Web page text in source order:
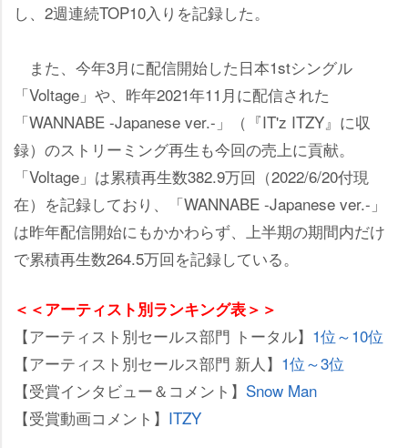
し、2週連続TOP10入りを記録した。
また、今年3月に配信開始した日本1stシングル
「Voltage」や、昨年2021年11月に配信された
「WANNABE -Japanese ver.-」（『IT'z ITZY』に収
録）のストリーミング再生も今回の売上に貢献。
「Voltage」は累積再生数382.9万回（2022/6/20付現
在）を記録しており、「WANNABE -Japanese ver.-」
は昨年配信開始にもかかわらず、上半期の期間内だけ
で累積再生数264.5万回を記録している。
＜＜アーティスト別ランキング表＞＞
【アーティスト別セールス部門 トータル】 1位～10位
【アーティスト別セールス部門 新人】 1位～3位
【受賞インタビュー＆コメント】 Snow Man
【受賞動画コメント】 ITZY